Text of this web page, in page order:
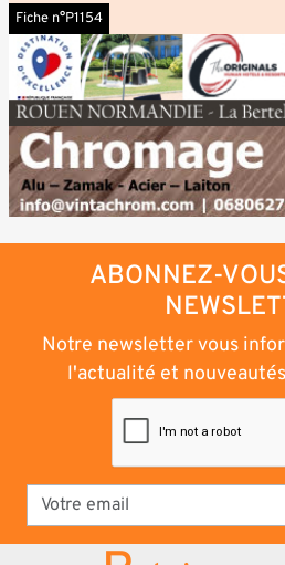
Fiche n°P1154
ABONNEZ-
Notre newsletter vous
l'actualité et